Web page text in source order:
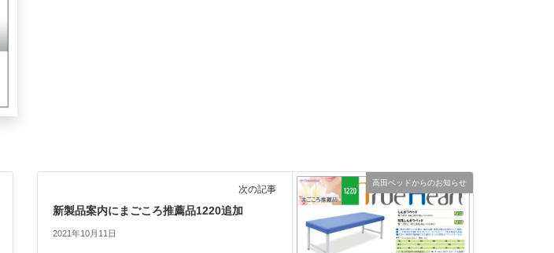
高田ベッドからのお知らせ
次の記事
新製品案内にまごころ推薦品1220追加
2021年10月11日